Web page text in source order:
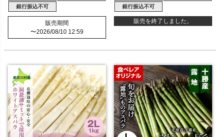
銀行振込不可
販売期間
〜2026/08/10 12:59
銀行振込不可
販売を終了しました。